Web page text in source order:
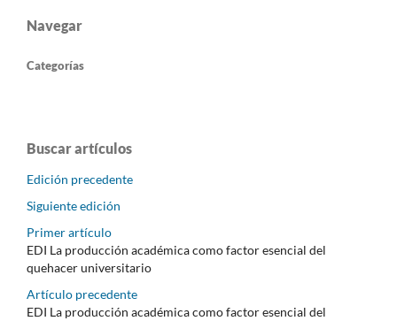
Navegar
Categorías
Buscar artículos
Edición precedente
Siguiente edición
Primer artículo
EDI La producción académica como factor esencial del
quehacer universitario
Artículo precedente
EDI La producción académica como factor esencial del